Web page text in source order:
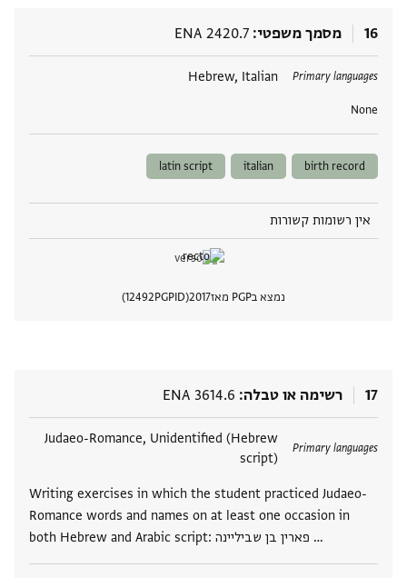
16 מסמך משפטי ENA 2420.7
Primary languages
Hebrew, Italian
None
תגים
birth record
italian
latin script
אין רשומות קשורות
נמצא בPGP מאז 2017
PGPID
12492
17 רשימה או טבלה ENA 3614.6
Primary languages
Judaeo-Romance, Unidentified (Hebrew
script)
Writing exercises in which the student practiced Judaeo-
Romance words and names on at least one occasion in
both Hebrew and Arabic script: פארין בן שביליינה …